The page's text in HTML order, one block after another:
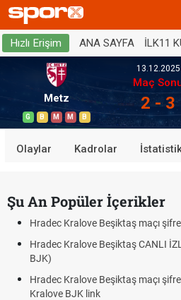
Hızlı Erişim ANA SAYFA İLK11
Metz
G B M M B
13.12.2025
Maç
2 - 3
Olaylar Kadrolar
Şu An Popüler İçerikler
Hradec Kralove Beşiktaş maçı
Hradec Kralove Beşiktaş CANLI
BJK)
Hradec Kralove Beşiktaş maçı
Kralove BJK link